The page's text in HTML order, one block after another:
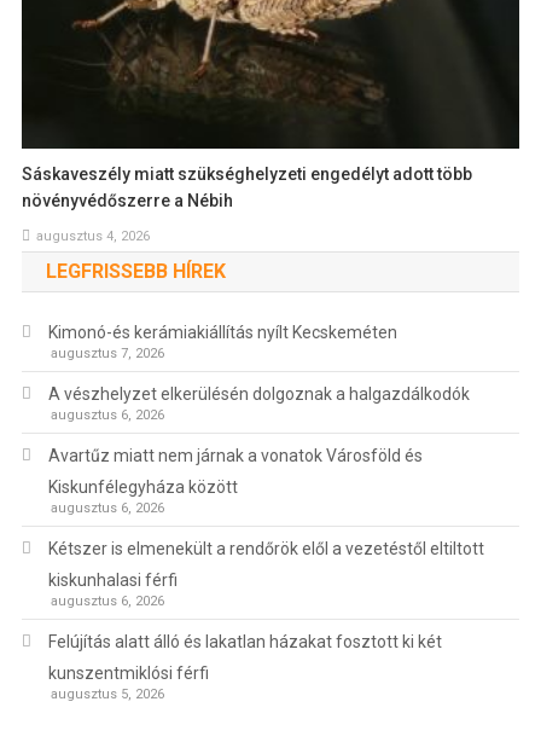
Sáskaveszély miatt szükséghelyzeti engedélyt adott több
növényvédőszerre a Nébih
augusztus 4, 2026
LEGFRISSEBB HÍREK
Kimonó-és kerámiakiállítás nyílt Kecskeméten
augusztus 7, 2026
A vészhelyzet elkerülésén dolgoznak a halgazdálkodók
augusztus 6, 2026
Avartűz miatt nem járnak a vonatok Városföld és
Kiskunfélegyháza között
augusztus 6, 2026
Kétszer is elmenekült a rendőrök elől a vezetéstől eltiltott
kiskunhalasi férfi
augusztus 6, 2026
Felújítás alatt álló és lakatlan házakat fosztott ki két
kunszentmiklósi férfi
augusztus 5, 2026